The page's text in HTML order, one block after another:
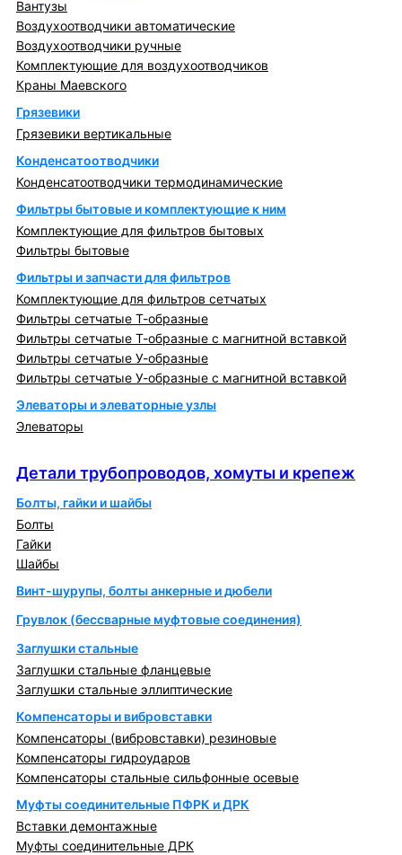
Вантузы
Воздухоотводчики автоматические
Воздухоотводчики ручные
Комплектующие для воздухоотводчиков
Краны Маевского
Грязевики
Грязевики вертикальные
Конденсатоотводчики
Конденсатоотводчики термодинамические
Фильтры бытовые и комплектующие к ним
Комплектующие для фильтров бытовых
Фильтры бытовые
Фильтры и запчасти для фильтров
Комплектующие для фильтров сетчатых
Фильтры сетчатые Т-образные
Фильтры сетчатые Т-образные с магнитной вставкой
Фильтры сетчатые У-образные
Фильтры сетчатые У-образные с магнитной вставкой
Элеваторы и элеваторные узлы
Элеваторы
Детали трубопроводов, хомуты и крепеж
Болты, гайки и шайбы
Болты
Гайки
Шайбы
Винт-шурупы, болты анкерные и дюбели
Грувлок (бессварные муфтовые соединения)
Заглушки стальные
Заглушки стальные фланцевые
Заглушки стальные эллиптические
Компенсаторы и вибровставки
Компенсаторы (вибровставки) резиновые
Компенсаторы гидроударов
Компенсаторы стальные сильфонные осевые
Муфты соединительные ПФРК и ДРК
Вставки демонтажные
Муфты соединительные ДРК